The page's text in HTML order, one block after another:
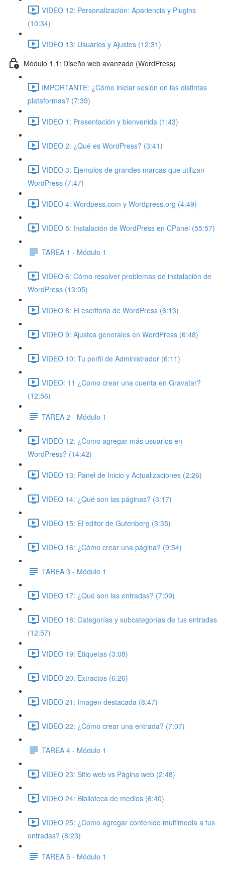
VIDEO 12: Personalización: Apariencia y Plugins
(10:34)
VIDEO 13: Usuarios y Ajustes (12:31)
Módulo 1.1: Diseño web avanzado (WordPress)
IMPORTANTE: ¿Cómo iniciar sesión en las distintas
plataformas? (7:39)
VIDEO 1: Presentación y bienvenida (1:43)
VIDEO 2: ¿Qué es WordPress? (3:41)
VIDEO 3: Ejemplos de grandes marcas que utilizan
WordPress (7:47)
VIDEO 4: Wordpess.com y Wordpress.org (4:49)
VIDEO 5: Instalación de WordPress en CPanel (55:57)
TAREA 1 - Módulo 1
VIDEO 6: Cómo resolver problemas de instalación de
WordPress (13:05)
VIDEO 8: El escritorio de WordPress (6:13)
VIDEO 9: Ajustes generales en WordPress (6:48)
VIDEO 10: Tu perfil de Administrador (6:11)
VIDEO: 11 ¿Como crear una cuenta en Gravatar?
(12:56)
TAREA 2 - Módulo 1
VIDEO 12: ¿Como agregar más usuarios en
WordPress? (14:42)
VIDEO 13: Panel de Inicio y Actualizaciones (2:26)
VIDEO 14: ¿Qué son las páginas? (3:17)
VIDEO 15: El editor de Gutenberg (3:35)
VIDEO 16: ¿Cómo crear una página? (9:54)
TAREA 3 - Módulo 1
VIDEO 17: ¿Qué son las entradas? (7:09)
VIDEO 18: Categorías y subcategorías de tus entradas
(12:57)
VIDEO 19: Etiquetas (3:08)
VIDEO 20: Extractos (6:26)
VIDEO 21: Imagen destacada (8:47)
VIDEO 22: ¿Cómo crear una entrada? (7:07)
TAREA 4 - Módulo 1
VIDEO 23: Sitio web vs Página web (2:48)
VIDEO 24: Biblioteca de medios (6:40)
VIDEO 25: ¿Como agregar contenido multimedia a tus
entradas? (8:23)
TAREA 5 - Módulo 1